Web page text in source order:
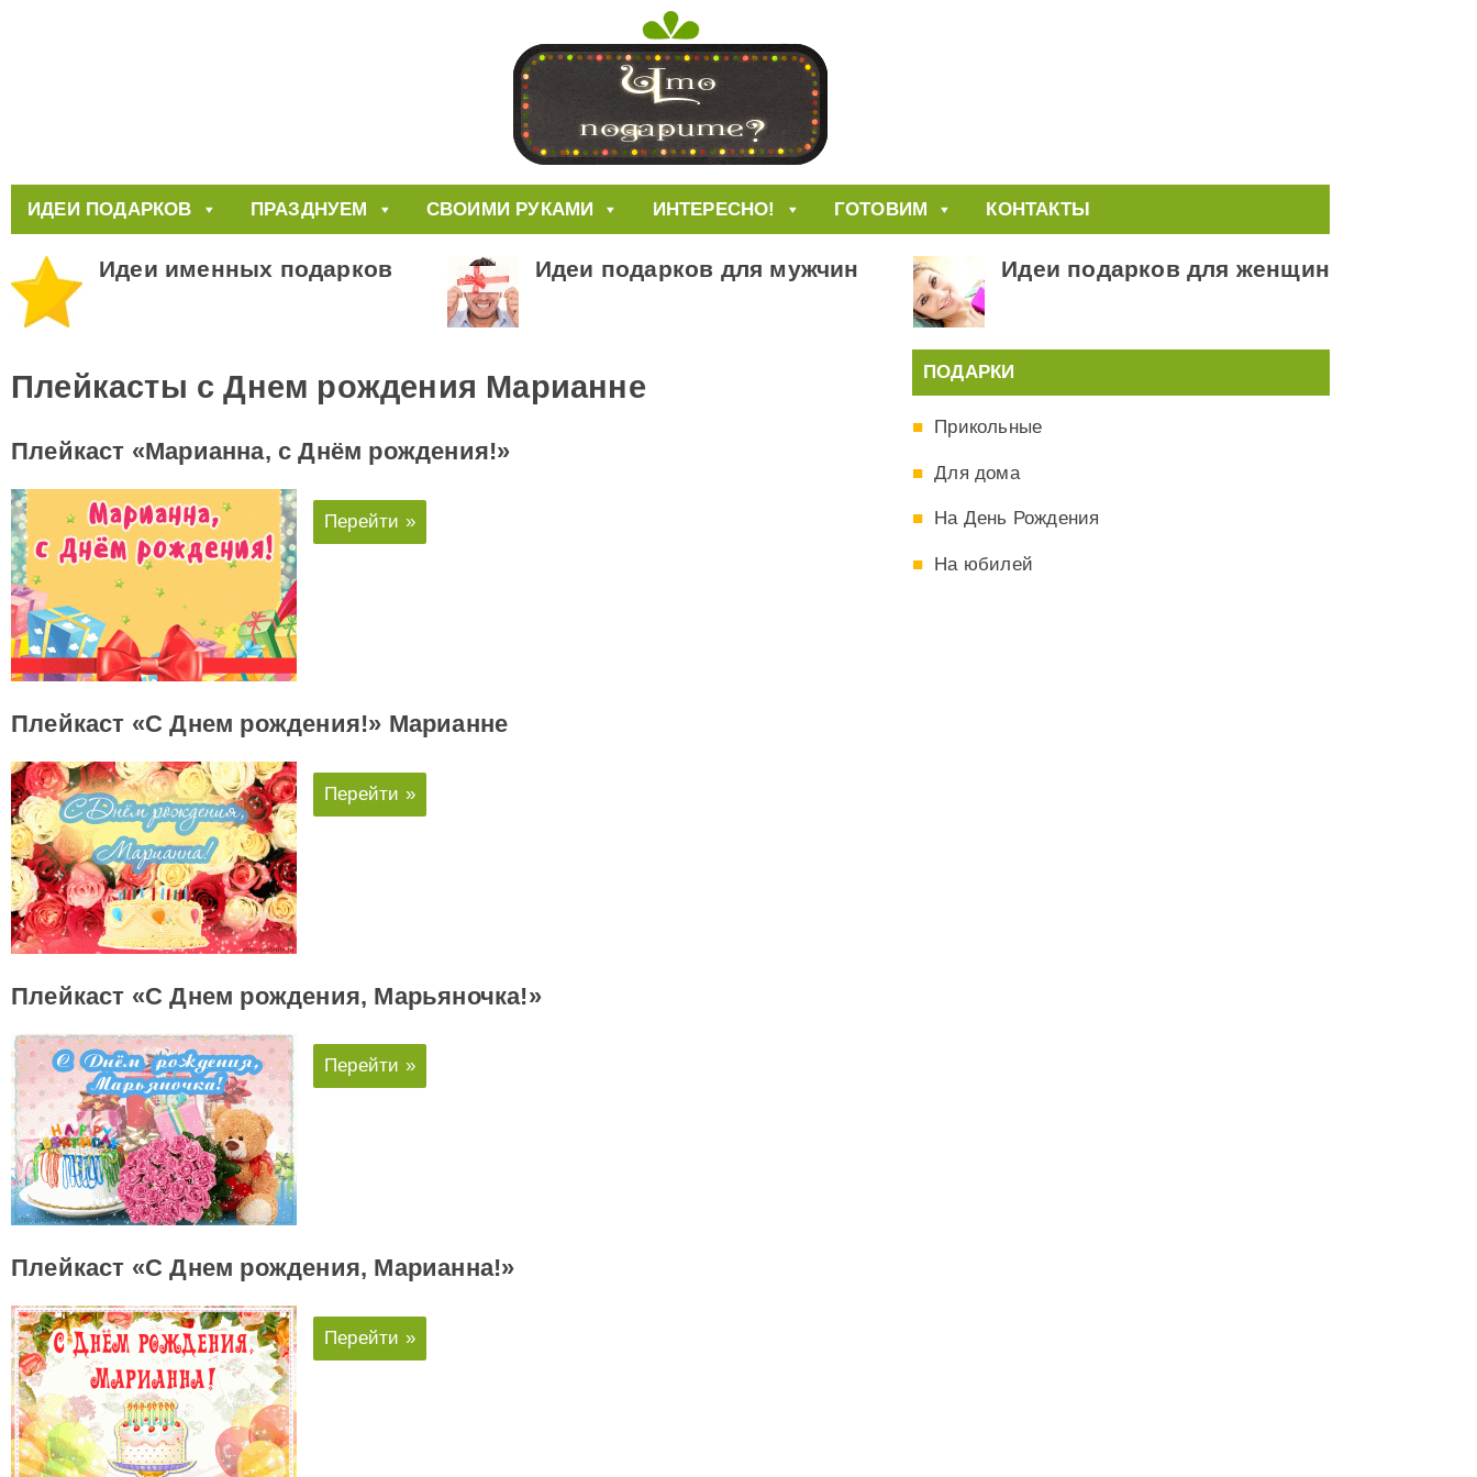
ИДЕИ ПОДАРКОВ ПРАЗДНУЕМ СВОИМИ РУКАМИ ИНТЕРЕСНО! ГОТОВИМ КОНТАКТЫ
Идеи именных подарков Идеи подарков для мужчин Идеи подарков для женщин
Плейкасты с Днем рождения Марианне
Плейкаст «Марианна, с Днём рождения!»
Перейти »
Плейкаст «С Днем рождения!» Марианне
Перейти »
Плейкаст «С Днем рождения, Марьяночка!»
Перейти »
Плейкаст «С Днем рождения, Марианна!»
Перейти »
ПОДАРКИ
Прикольные
Для дома
На День Рождения
На юбилей